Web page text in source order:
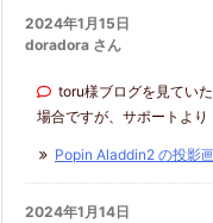
2024年1月15日
doradora さん
toru様ブログを見てい
場合ですが、サポートよ
Popin Aladdin2 の投影
2024年1月14日